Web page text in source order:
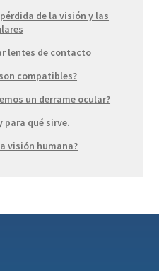
de la visión y las
lentes de contacto
compatibles?
un derrame ocular?
para qué sirve.
visión humana?